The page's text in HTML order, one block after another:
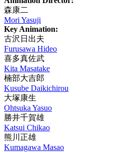
森康二
Mori Yasuji
Key Animation:
古沢日出夫
Furusawa Hideo
喜多真佐武
Kita Masatake
楠部大吉郎
Kusube Daikichirou
大塚康生
Ohtsuka Yasuo
勝井千賀雄
Katsui Chikao
熊川正雄
Kumagawa Masao